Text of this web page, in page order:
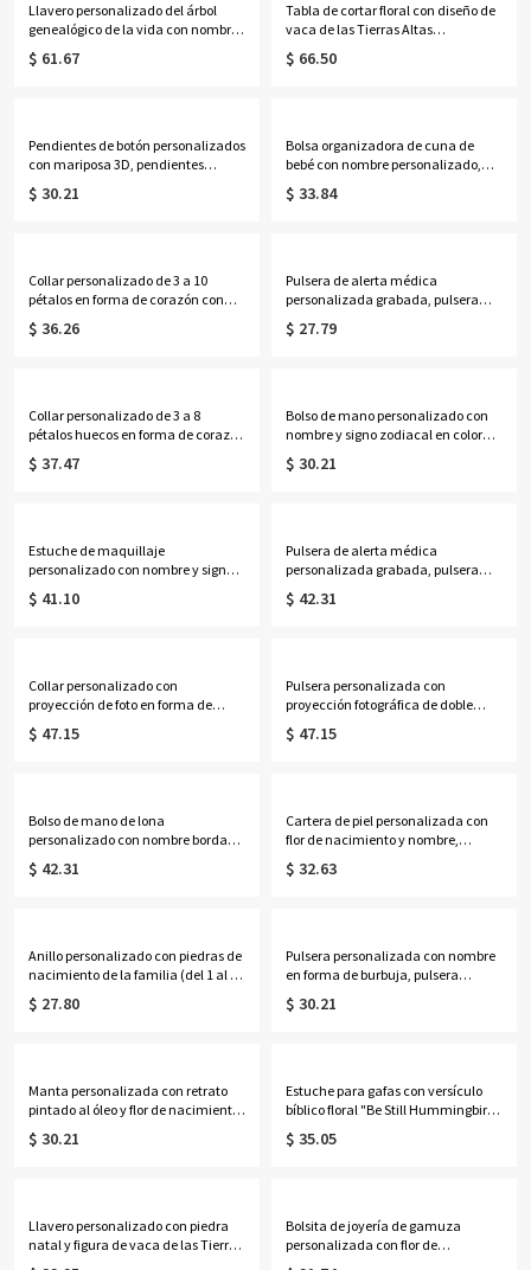
Llavero personalizado del árbol
genealógico de la vida con nombres
de 1 a 13 niños
$ 61.67
Tabla de cortar floral con diseño de
vaca de las Tierras Altas
personalizada con nombre, tabla
para servir embutidos de estilo
mamá/ella.
$ 66.50
Pendientes de botón personalizados
con mariposa 3D, pendientes
delicados de plata de ley 925,
regalos de cumpleaños/Día de la
$ 30.21
Bolsa organizadora de cuna de
bebé con nombre personalizado,
bolsa de almacenamiento colgante
de algodón para guardería, bolsillo
$ 33.84
Collar personalizado de 3 a 10
pétalos en forma de corazón con
piedras de nacimiento y nombres,
delicada joyería floral familiar,
$ 36.26
Pulsera de alerta médica
personalizada grabada, pulsera
ajustable de identificación médica
de contacto de emergencia, regalo
$ 27.79
Collar personalizado de 3 a 8
pétalos huecos en forma de corazón
con piedras de nacimiento y
nombres, delicada joyería floral
$ 37.47
Bolso de mano personalizado con
nombre y signo zodiacal en color
neón, bolso de playa de PVC
transparente con asas de cuerda,
$ 30.21
Estuche de maquillaje
personalizado con nombre y signo
zodiacal, espejo con luz LED de tres
colores, joyero de viaje, regalo de
$ 41.10
Pulsera de alerta médica
personalizada grabada, pulsera
ajustable de identificación médica
de contacto de emergencia, regalo
$ 42.31
Collar personalizado con
proyección de foto en forma de
corazón y piedra natal, collar
delicado de plata de ley 925 con
$ 47.15
Pulsera personalizada con
proyección fotográfica de doble
inicial, plata de ley 925, delicada
pulsera con imagen oculta en el
$ 47.15
Bolso de mano de lona
personalizado con nombre bordado
para golf, bolso de mano para mujer
con ribete en contraste, bolso de
$ 42.31
Cartera de piel personalizada con
flor de nacimiento y nombre,
monedero con bloqueo RFID y
múltiples ranuras para tarjetas,
$ 32.63
Anillo personalizado con piedras de
nacimiento de la familia (del 1 al 7)
en múltiples formas, anillo apilable
en forma de
$ 27.80
Pulsera personalizada con nombre
en forma de burbuja, pulsera
minimalista ajustable con letra,
regalo de cumpleaños para mujer.
$ 30.21
Manta personalizada con retrato
pintado al óleo y flor de nacimiento
con nombre, manta de
franela/sherpa para cama o sofá,
$ 30.21
Estuche para gafas con versículo
bíblico floral "Be Still Hummingbird"
y tarjeta de felicitación, bolsa de
almacenamiento portátil de tela
$ 35.05
Llavero personalizado con piedra
natal y figura de vaca de las Tierras
Altas en 3D con etiqueta grabada,
Bolsita de joyería de gamuza
personalizada con flor de
nacimiento y nombre, bolsa de